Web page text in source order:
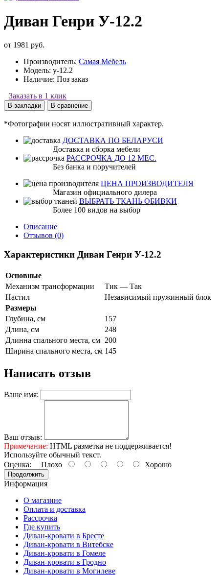
Диван Генри У-12.2
от 1981 руб.
Производитель: Самая Мебель
Модель: y-12.2
Наличие: Поз заказ
Заказать в 1 клик
В закладки В сравнение
*Фотографии носят иллюстративный характер.
ДОСТАВКА ПО БЕЛАРУСИ
Доставка и сборка мебели
РАССРОЧКА ДО 12 МЕС.
Без банка и поручителей
ЦЕНА ПРОИЗВОДИТЕЛЯ
Магазин официального дилера
ВЫБРАТЬ ТКАНЬ ОБИВКИ
Более 100 видов на выбор
Описание
Отзывов (0)
Характеристики Диван Генри У-12.2
Основные
Механизм трансформации
Тик — Так
Настил
Независимый пружинный блок
Размеры
Глубина, см
157
Длина, см
248
Длинна спального места, см 200
Ширина спального места, см 145
Написать отзыв
Ваше имя:
Ваш отзыв:
Примечание: HTML разметка не поддерживается!
Используйте обычный текст.
Оценка: Плохо Хорошо
Продолжить
Информация
О магазине
Оплата и доставка
Рассрочка
Где купить
Диван-кровати в Бресте
Диван-кровати в Витебске
Диван-кровати в Гомеле
Диван-кровати в Гродно
Диван-кровати в Могилеве